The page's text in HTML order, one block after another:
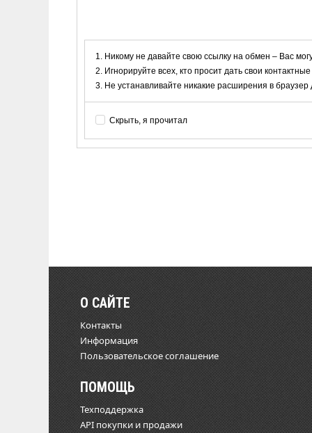
Никому не давайте свою ссылку на обмен – Вас
Игнорируйте всех, кто просит дать свои
Не устанавливайте никакие расширения в
Скрыть, я прочитал
О САЙТЕ
Контакты
Информация
Пользовательское соглашение
ПОМОЩЬ
Техподдержка
API покупки и продажи